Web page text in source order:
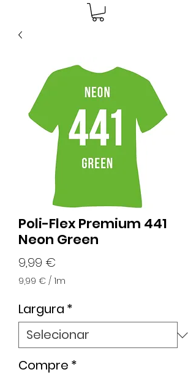
Poli-Flex Premium 441
Neon Green
9,99 €
9,99 € / 1m
por
1
metro
Largura *
Compre *